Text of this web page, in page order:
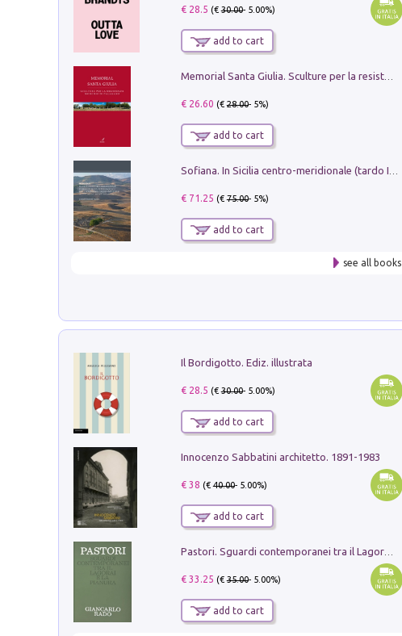
€ 28.5 (€30.00- 5.00%)
add to cart
Memorial Santa Giulia. Sculture per la resistenza Monchio di Palagano
€ 26.60 (€28.00- 5%)
add to cart
€ 71.25 (€75.00- 5%)
add to cart
see all books
Il Bordigotto. Ediz. illustrata
€ 28.5 (€30.00- 5.00%)
add to cart
Innocenzo Sabbatini architetto. 1891-1983
€ 38 (€40.00- 5.00%)
add to cart
Pastori. Sguardi contemporanei tra il Lagorai e la pianura. Ediz. illustrata
€ 33.25 (€35.00- 5.00%)
add to cart